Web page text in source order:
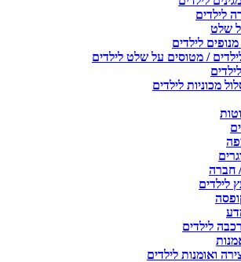
לילדים
שלט
לילדים
/ מטוסים על שלט לילדים
מכוניות לילדים
חברה
לילדים
לילדים
ואומנות לילדים